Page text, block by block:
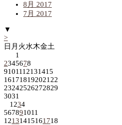
8月 2017
7月 2017
▼
>
日 月 火水木金土
1
2345678
9101112131415
161718192021 22
23242526272829
3031
1 234
567891011
12131415161718